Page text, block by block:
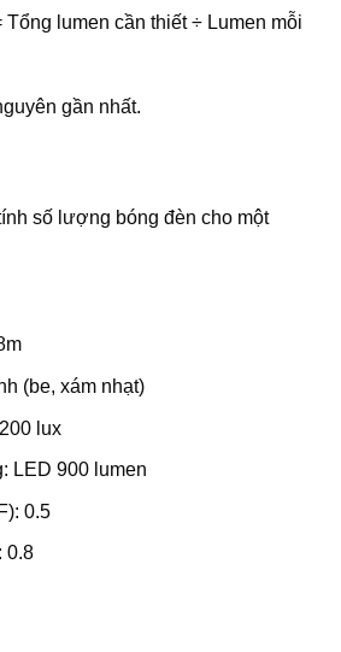
lumen cần thiết ÷ Lumen mỗi
gần nhất.
số lượng bóng đèn cho một
(be, xám nhạt)
lux
LED 900 lumen
0.5
0.8